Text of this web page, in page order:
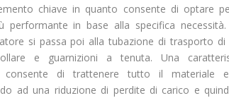
chiave in quanto consente di optare
performante in base alla specifica
si passa poi alla tubazione di trasporto di
e guarnizioni a tenuta. Una
consente di trattenere tutto il materiale
ad una riduzione di perdite di carico e